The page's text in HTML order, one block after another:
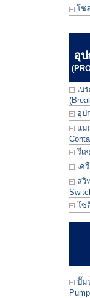
โซ
อุ
เบ
อุป
แม
รีเ
เค
สวิ
โซ
ปั๊ม